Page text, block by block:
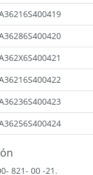
821- 00 -21.